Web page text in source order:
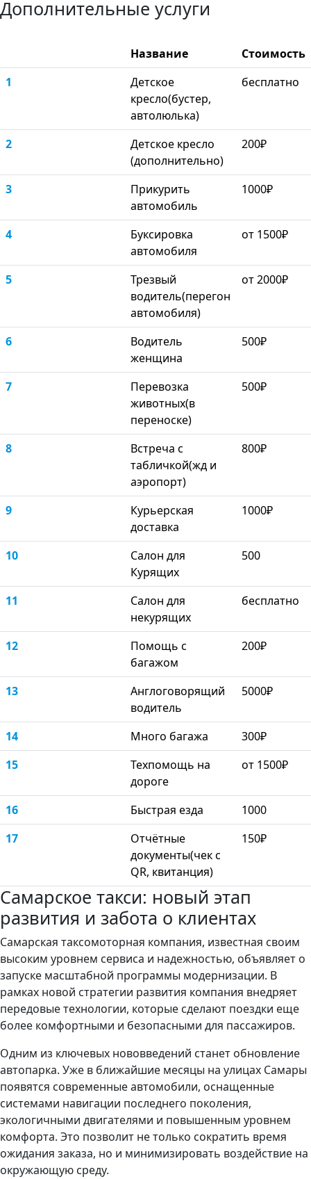
Дополнительные услуги
Название
Стоимость
1
Детское
кресло(бустер,
автолюлька)
бесплатно
2
Детское кресло
(дополнительно)
200₽
3
Прикурить
автомобиль
1000₽
4
Буксировка
автомобиля
от 1500₽
5
Трезвый
водитель(перегон
автомобиля)
от 2000₽
6
Водитель
женщина
500₽
7
Перевозка
животных(в
переноске)
500₽
8
Встреча с
табличкой(жд и
аэропорт)
800₽
9
Курьерская
доставка
1000₽
10
Салон для
Курящих
500
11
Салон для
некурящих
бесплатно
12
Помощь с
багажом
200₽
13
Англоговорящий
водитель
5000₽
14 Много багажа
300₽
15
Техпомощь на
дороге
от 1500₽
16 Быстрая езда
1000
17
Отчётные
документы(чек с
QR, квитанция)
150₽
Самарское такси: новый этап
развития и забота о клиентах
Самарская таксомоторная компания, известная своим
высоким уровнем сервиса и надежностью, объявляет о
запуске масштабной программы модернизации. В
рамках новой стратегии развития компания внедряет
передовые технологии, которые сделают поездки еще
более комфортными и безопасными для пассажиров.
Одним из ключевых нововведений станет обновление
автопарка. Уже в ближайшие месяцы на улицах Самары
появятся современные автомобили, оснащенные
системами навигации последнего поколения,
экологичными двигателями и повышенным уровнем
комфорта. Это позволит не только сократить время
ожидания заказа, но и минимизировать воздействие на
окружающую среду.